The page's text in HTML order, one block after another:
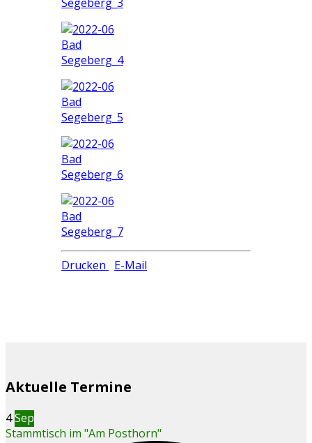
Drucken E-Mail
Aktuelle Termine
4Sep
Stammtisch im "Am Posthorn"